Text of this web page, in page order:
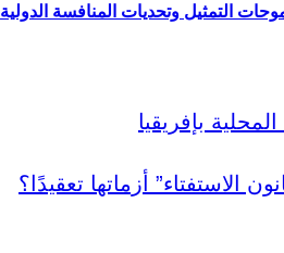
التمثيل وتحديات المنافسة الدولية